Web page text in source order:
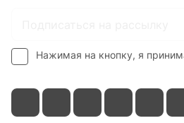
Нажимая на кнопку, я